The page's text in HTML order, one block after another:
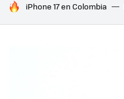
HOY SE HABLA DE
iPhone 17 en Colombia